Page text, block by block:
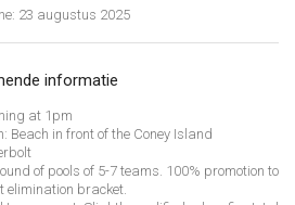
: 23 augustus 2025
informatie
at 1pm
Beach in front of the Coney Island
of pools of 5-7 teams. 100% promotion to
elimination bracket.
2025|Frankrijk
2025|Finland
up EM Indoor
2025|Tsjechië